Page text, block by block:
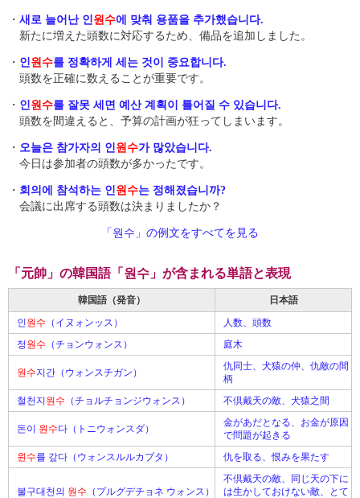
・ 새로 늘어난 인원수에 맞춰 용품을 추가했습니다.
新たに増えた頭数に対応するため、備品を追加しました。
・ 인원수를 정확하게 세는 것이 중요합니다.
頭数を正確に数えることが重要です。
・ 인원수를 잘못 세면 예산 계획이 틀어질 수 있습니다.
頭数を間違えると、予算の計画が狂ってしまいます。
・ 오늘은 참가자의 인원수가 많았습니다.
今日は参加者の頭数が多かったです。
・ 회의에 참석하는 인원수는 정해졌습니까?
会議に出席する頭数は決まりましたか？
「원수」の例文をすべてを見る
「元帥」の韓国語「원수」が含まれる単語と表現
韓国語（発音）
日本語
인원수 （イヌォンッス）
人数、頭数
정원수 （チョンウォンス） 庭木
원수지간（ウォンスチガン）
仇同士、犬猿の仲、仇敵の間
柄
철천지 원수 （チョルチョンジウォンス） 不倶戴天の敵、犬猿之間
돈이 원수다（トニウォンスダ）
金があだとなる、お金が原因
で問題が起きる
원수를 갚다（ウォンスルルカプタ） 仇を取る、恨みを果たす
불구대천의 원수 （プルグデチョネ ウォンス）
不倶戴天の敵、同じ天の下に
は生かしておけない敵、とて